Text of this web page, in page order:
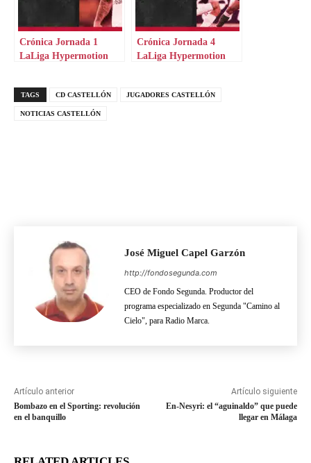
Crónica Jornada 1
LaLiga Hypermotion
Crónica Jornada 4
LaLiga Hypermotion
TAGS CD CASTELLÓN JUGADORES CASTELLÓN
NOTICIAS CASTELLÓN
José Miguel Capel Garzón
http://fondosegunda.com
CEO de Fondo Segunda. Productor del
programa especializado en Segunda "Camino al
Cielo", para Radio Marca.
Artículo anterior
Bombazo en el Sporting: revolución
en el banquillo
Artículo siguiente
En-Nesyri: el “aguinaldo” que puede
llegar en Málaga